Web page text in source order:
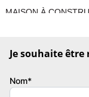
MAISON À
BRÉCY, PROCHE
Située dans la
l'opportunité de
Je souhaite être
Nom*